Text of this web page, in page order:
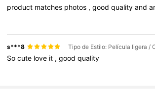
product matches photos ,goodqualityand
s***8
Socute love it ,goodquality